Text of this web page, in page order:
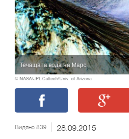
Течащата вода на Марс
© NASA/JPL-Caltech/Univ. of Arizona
Видяно 839 28.09.2015